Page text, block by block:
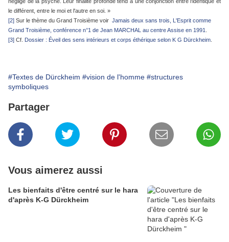
le différent, entre le moi et l'autre en soi. »
[2] Sur le thème du Grand Troisième voir Jamais deux sans trois, L'Esprit comme
Grand Troisième, conférence n°1 de Jean MARCHAL au centre Assise en 1991
[3] Cf. Dossier : Éveil des sens intérieurs et corps éthérique selon K G Dürckheim
#Textes de Dürckheim #vision de l'homme #structures
symboliques
Partager
Vous aimerez aussi
Les bienfaits d'être centré sur le hara
d'après K-G Dürckheim